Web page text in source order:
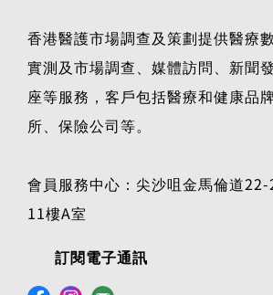
香港醫護市場調查及策劃提供醫療
實測及市場調查、媒體訪問、新聞
座等服務，客戶包括醫療和健康品
所、保險公司等。
會員服務中心：尖沙咀金馬倫道
11樓A室
訂閱電子通訊